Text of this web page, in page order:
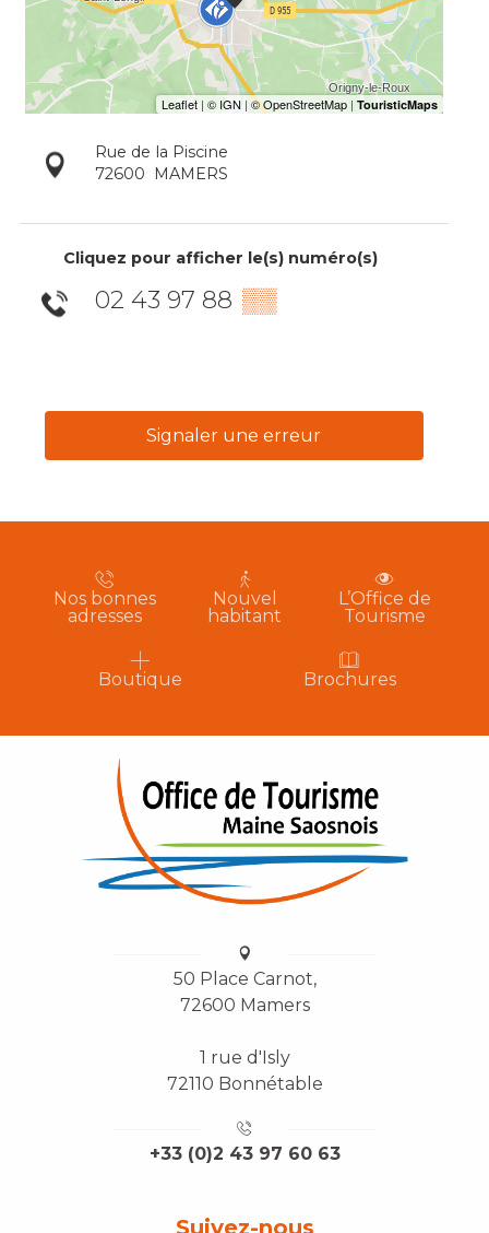
Rue de la Piscine
72600
MAMERS
Cliquez pour afficher le(s) numéro(s)
02 43 97 88 ▒▒
Signaler une erreur
Nos bonnes
adresses
Nouvel
habitant
L’Office de
Tourisme
Boutique Brochures
50 Place Carnot,
72600 Mamers
1 rue d'Isly
72110 Bonnétable
+33 (0)2 43 97 60 63
Suivez-nous